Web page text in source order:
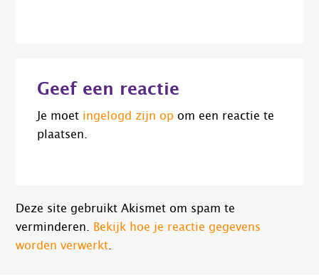
Interacties
Geef een reactie
Je moet ingelogd zijn op om een reactie te
plaatsen.
Deze site gebruikt Akismet om spam te
verminderen.
Bekijk hoe je reactie gegevens
worden verwerkt